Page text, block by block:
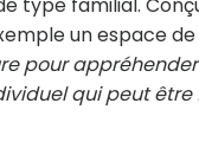
un espace de
pour
qui peut